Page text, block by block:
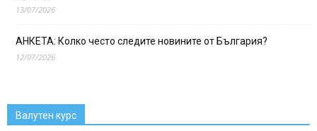
13/07/2026
АНКЕТА: Колко често следите новините от България?
12/07/2026
Валутен курс